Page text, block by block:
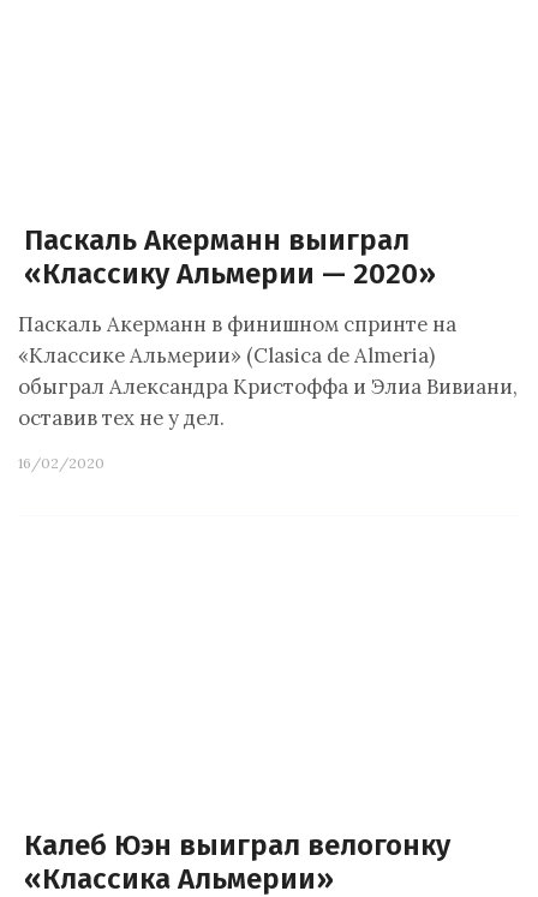
Паскаль Акерманн выиграл
«Классику Альмерии — 2020»
Паскаль Акерманн в финишном спринте на
«Классике Альмерии» (Clasica de Almeria)
обыграл Александра Кристоффа и Элиа Вивиани,
оставив тех не у дел.
16/02/2020
Калеб Юэн выиграл велогонку
«Классика Альмерии»